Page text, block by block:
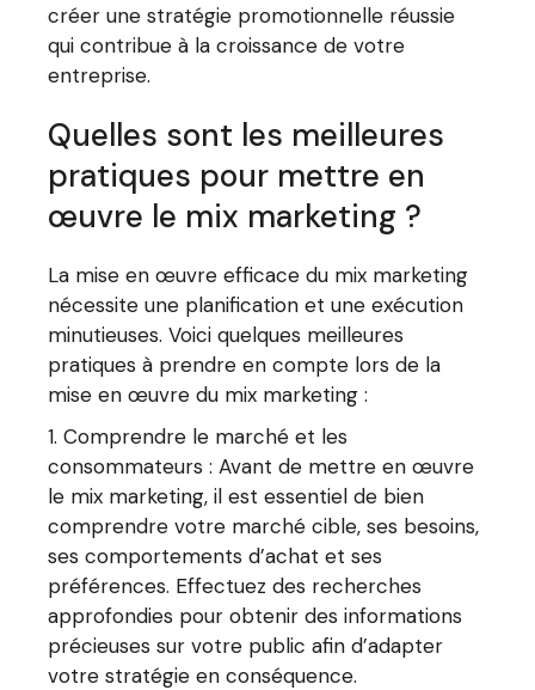
créer une stratégie promotionnelle réussie
qui contribue à la croissance de votre
entreprise.
Quelles sont les meilleures
pratiques pour mettre en
œuvre le mix marketing ?
La mise en œuvre efficace du mix marketing
nécessite une planification et une exécution
minutieuses. Voici quelques meilleures
pratiques à prendre en compte lors de la
mise en œuvre du mix marketing :
Comprendre le marché et les
consommateurs : Avant de mettre en œuvre
le mix marketing, il est essentiel de bien
comprendre votre marché cible, ses besoins,
ses comportements d’achat et ses
préférences. Effectuez des recherches
approfondies pour obtenir des informations
précieuses sur votre public afin d’adapter
votre stratégie en conséquence.